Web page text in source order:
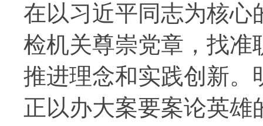
在以习近平同志为核心
检机关尊崇党章，找准
推进理念和实践创新。
正以办大案要案论英